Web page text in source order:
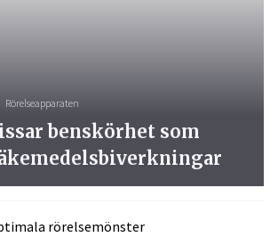
Rörelseapparaten
benskörhet som